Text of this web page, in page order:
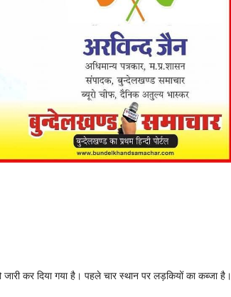
जारी कर दिया गया है। पहले चार स्थान पर लड़कियों का कब्जा है।